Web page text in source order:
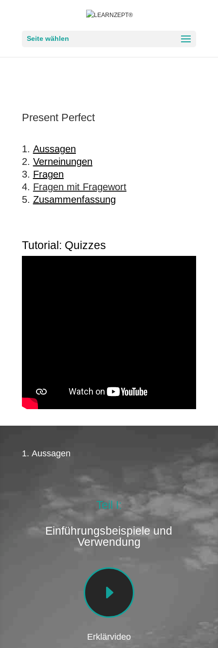
Seite wählen
Present Perfect
Aussagen
Verneinungen
Fragen
Fragen mit Fragewort
Zusammenfassung
Tutorial: Quizzes
1. Aussagen
Teil I:
Einführungsbeispiele und
Verwendung
E
Erklärvideo